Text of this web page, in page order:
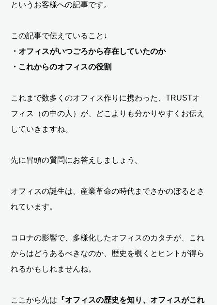
というお客様への記事です。
この記事で伝えていること↓
・オフィスがいつごろから存在していたのか
・これからのオフィスの役割
これまで数多くのオフィス作りに携わった、TRUSTオ
フィス（の中の人）が、どこよりも分かりやすくお伝え
していきますね。
先に冒頭の質問にお答えしましょう。
オフィスの誕生は、産業革命の時代までさかのぼるとさ
れています。
コロナの影響で、多様化したオフィスのカタチが、これ
からはどうあるべきなのか、歴史を覗くとヒントが得ら
れるかもしれませんね。
ここから先は 『オフィスの歴史を知り、オフィスがこれ